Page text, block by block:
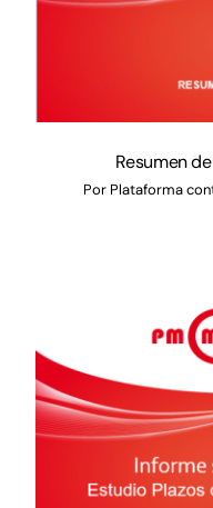
Resumen
Por Plataforma